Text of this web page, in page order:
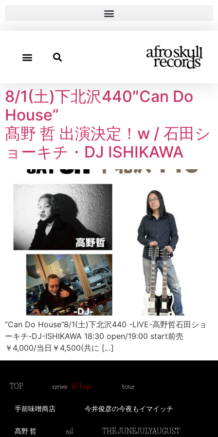
8/1(土)下北沢440″Can Do
House”
髙野 哲 出演決定！w / 石田シ
ョーキチ・DJ ISHIKAWA
“Can Do House”8/1(土)下北沢440 -LIVE-高野哲石田ショ
ーキチ-DJ-ISHIKAWA 18:30 open/19:00 start前売
￥4,000/当日￥4,500(共に […]
TOP news– 8/1 up- tour
手前味噌商店 今井俊彦の今夜もイマイッチ
髙野 哲 nil THE JUNEJULYAUGUST